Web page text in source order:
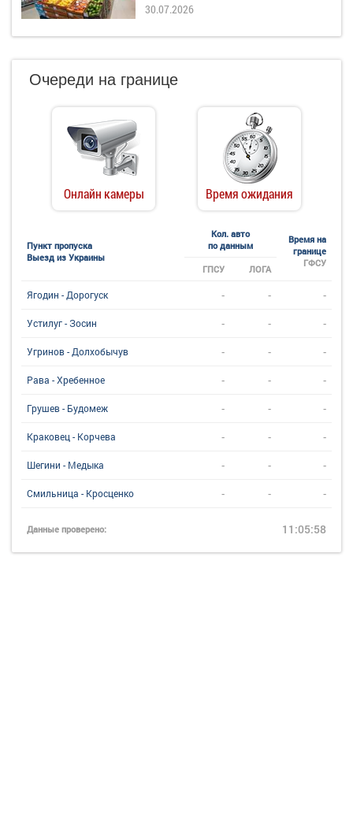
30.07.2026
Очереди на границе
Онлайн камеры Время ожидания
Пункт пропуска
Выезд из Украины
Кол. авто
по данным
Время на
границе
ГФСУ
ГПСУ ЛОГА
Ягодин - Дорогуск - - -
Устилуг - Зосин - - -
Угринов - Долхобычув - - -
Рава - Хребенное - - -
Грушев - Будомеж - - -
Краковец - Корчева - - -
Шегини - Медыка - - -
Смильница - Кросценко - - -
Данные проверено: 11:05:58